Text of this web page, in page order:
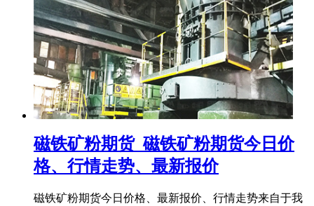
磁铁矿粉期货_磁铁矿粉期货今日价
格、行情走势、最新报价
磁铁矿粉期货今日价格、最新报价、行情走势来自于我